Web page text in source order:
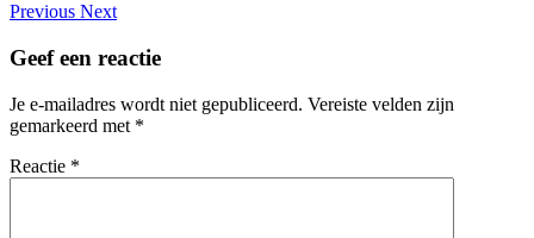
Previous Next
Geef een reactie
Je e-mailadres wordt niet gepubliceerd. Vereiste velden zijn
gemarkeerd met *
Reactie *